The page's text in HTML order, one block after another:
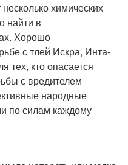
химических
найти в
Хорошо
с тлей Искра, Инта-
тех, кто опасается
с вредителем
народные
по силам каждому